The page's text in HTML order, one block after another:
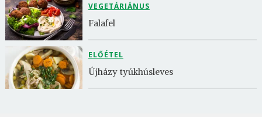
VEGETÁRIÁNUS
Falafel
ELŐÉTEL
Újházy tyúkhúsleves